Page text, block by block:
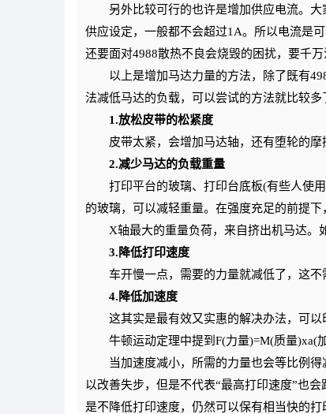
另外比较可行的也许是增加供应电流。大
供应设定，一般都不会超过1A。所以电流是
还要面对4988散热不良会烧毁的困扰，要千万
以上是增加马达力量的方法，除了既有
法减低马达的负载，可以尝试的方法就比较多
1.放松皮带的松紧度
皮带太紧，会增加马达轴，还有堕轮的摩
2.减少马达的负载重量
打印平台的玻璃、打印台底板(有些人使用
的玻璃，可以减轻重量。在强度充足的前提
X轴最大的重量负荷，来自挤出机马达。如
3.降低打印速度
车开慢一点，需要的力量就减低了，这不
4.降低加速度
这其实是最有效又实惠的解决办法，可以
牛顿运动定理中提到F(力量)=M(质量)xa(
当加速度减小，所需的力量也会等比例得
以改善失步，但是不代表“最高打印速度”也
是不降低打印速度，仍然可以保有相当快的